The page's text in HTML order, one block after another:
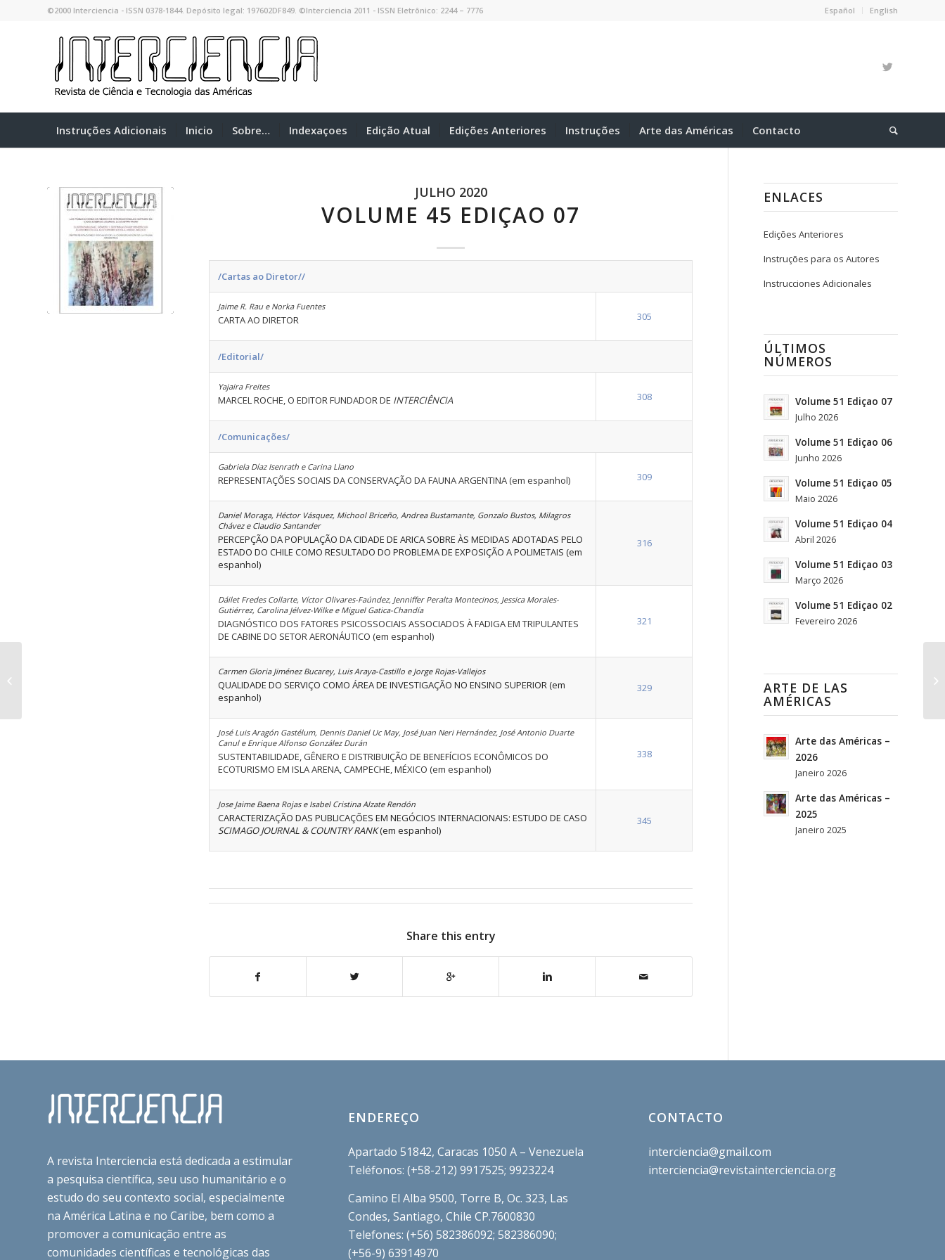
Español English
©2000 Interciencia - ISSN 0378-1844. Depósito legal: 197602DF849. ©Interciencia 2011 - ISSN Eletrônico: 2244 – 7776
Instruções Adicionais Inicio Sobre… Indexaçoes Edição Atual Edições Anteriores Instruções Arte das Américas Contacto
JULHO 2020
VOLUME 45 EDIÇAO 07
/Cartas ao Diretor//
Jaime R. Rau e Norka Fuentes
CARTA AO DIRETOR 305
/Editorial/
Yajaira Freites
MARCEL ROCHE, O EDITOR FUNDADOR DE INTERCIÊNCIA 308
/Comunicações/
Gabriela Díaz Isenrath e Carina Llano
REPRESENTAÇÕES SOCIAIS DA CONSERVAÇÃO DA FAUNA ARGENTINA (em espanhol) 309
Daniel Moraga, Héctor Vásquez, Michool Briceño, Andrea Bustamante, Gonzalo Bustos, Milagros
Chávez e Claudio Santander
PERCEPÇÃO DA POPULAÇÃO DA CIDADE DE ARICA SOBRE ÀS MEDIDAS ADOTADAS PELO
ESTADO DO CHILE COMO RESULTADO DO PROBLEMA DE EXPOSIÇÃO A POLIMETAIS (em
espanhol)
316
Dáilet Fredes Collarte, Víctor Olivares-Faúndez, Jenniffer Peralta Montecinos, Jessica Morales-
Gutiérrez, Carolina Jélvez-Wilke e Miguel Gatica-Chandía
DIAGNÓSTICO DOS FATORES PSICOSSOCIAIS ASSOCIADOS À FADIGA EM TRIPULANTES
DE CABINE DO SETOR AERONÁUTICO (em espanhol)
321
Carmen Gloria Jiménez Bucarey, Luis Araya-Castillo e Jorge Rojas-Vallejos
QUALIDADE DO SERVIÇO COMO ÁREA DE INVESTIGAÇÃO NO ENSINO SUPERIOR (em
espanhol)
329
José Luis Aragón Gastélum, Dennis Daniel Uc May, José Juan Neri Hernández, José Antonio Duarte
Canul e Enrique Alfonso González Durán
SUSTENTABILIDADE, GÊNERO E DISTRIBUIÇÃO DE BENEFÍCIOS ECONÔMICOS DO
ECOTURISMO EM ISLA ARENA, CAMPECHE, MÉXICO (em espanhol)
338
Jose Jaime Baena Rojas e Isabel Cristina Alzate Rendón
CARACTERIZAÇÃO DAS PUBLICAÇÕES EM NEGÓCIOS INTERNACIONAIS: ESTUDO DE CASO
SCIMAGO JOURNAL & COUNTRY RANK(em espanhol)
345
Share this entry
ENLACES
Edições Anteriores
Instruções para os Autores
Instrucciones Adicionales
ÚLTIMOS
NÚMEROS
Volume 51 Ediçao 07
Julho 2026
Volume 51 Ediçao 06
Junho 2026
Volume 51 Ediçao 05
Maio 2026
Volume 51 Ediçao 04
Abril 2026
Volume 51 Ediçao 03
Março 2026
Volume 51 Ediçao 02
Fevereiro 2026
ARTE DE LAS
AMÉRICAS
Arte das Américas –
2026
Janeiro 2026
Arte das Américas –
2025
Janeiro 2025
A revista Interciencia está dedicada a estimular
a pesquisa científica, seu uso humanitário e o
estudo do seu contexto social, especialmente
na América Latina e no Caribe, bem como a
promover a comunicação entre as
comunidades científicas e tecnológicas das
ENDEREÇO
Apartado 51842, Caracas 1050 A – Venezuela
Teléfonos: (+58-212) 9917525; 9923224
Camino El Alba 9500, Torre B, Oc. 323, Las
Condes, Santiago, Chile CP.7600830
Telefones: (+56) 582386092; 582386090;
(+56-9) 63914970
CONTACTO
interciencia@gmail.com
interciencia@revistainterciencia.org